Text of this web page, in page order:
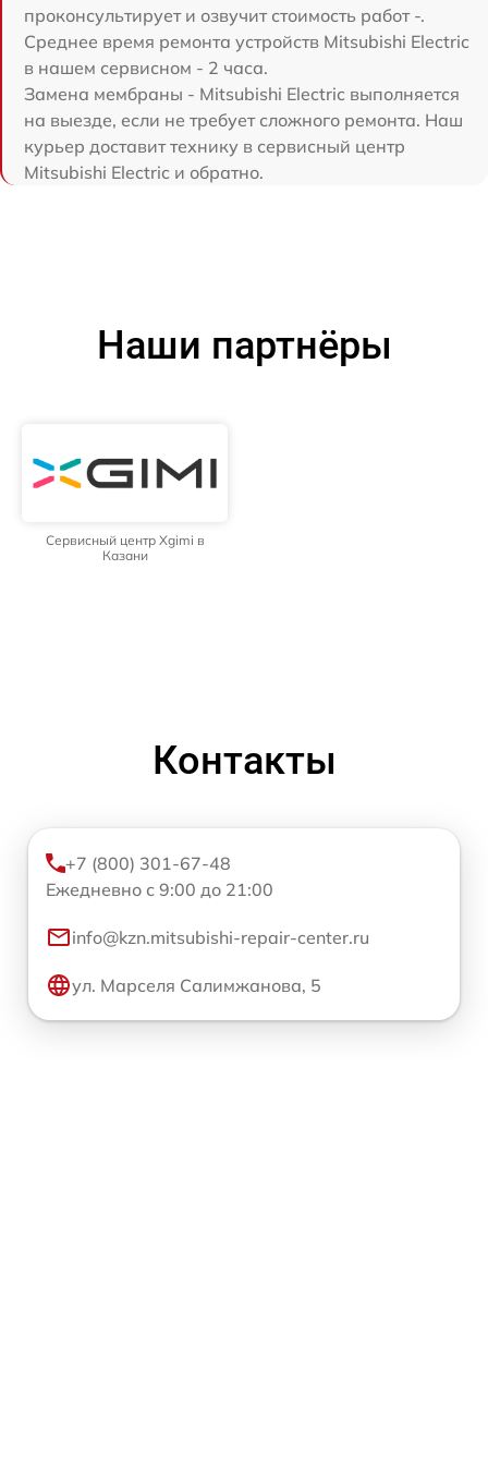
проконсультирует и озвучит стоимость работ -.
Среднее время ремонта устройств Mitsubishi Electric
в нашем сервисном - 2 часа.
Замена мембраны - Mitsubishi Electric выполняется
на выезде, если не требует сложного ремонта. Наш
курьер доставит технику в сервисный центр
Mitsubishi Electric и обратно.
Наши партнёры
Сервисный центр Xgimi в
Казани
Контакты
+7 (800) 301-67-48
Ежедневно с 9:00 до 21:00
info@kzn.mitsubishi-repair-center.ru
ул. Марселя Салимжанова, 5